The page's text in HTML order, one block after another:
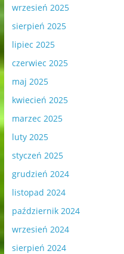
wrzesień 2025
sierpień 2025
lipiec 2025
czerwiec 2025
maj 2025
kwiecień 2025
marzec 2025
luty 2025
styczeń 2025
grudzień 2024
listopad 2024
październik 2024
wrzesień 2024
sierpień 2024